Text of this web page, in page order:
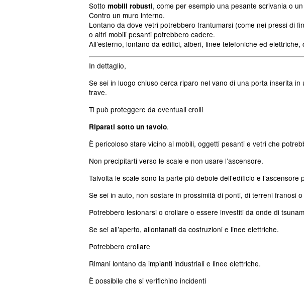
Sotto mobili robusti, come per esempio una pesante scrivania o
Contro un muro interno.
Lontano da dove vetri potrebbero frantumarsi (come nei pressi di
o altri mobili pesanti potrebbero cadere.
All’esterno, lontano da edifici, alberi, linee telefoniche ed
In dettaglio,
Se sei in luogo chiuso cerca riparo nel vano di una porta inserita
trave.
Ti può proteggere da eventuali crolli
Riparati sotto un tavolo.
È pericoloso stare vicino ai mobili, oggetti pesanti e vetri che
Non precipitarti verso le scale e non usare l’ascensore.
Talvolta le scale sono la parte più debole dell’edificio e
Se sei in auto, non sostare in prossimità di ponti, di terreni franosi
Potrebbero lesionarsi o crollare o essere investiti da onde di
Se sei all’aperto, allontanati da costruzioni e linee elettriche.
Potrebbero crollare
Rimani lontano da impianti industriali e linee elettriche.
È possibile che si verifichino incidenti